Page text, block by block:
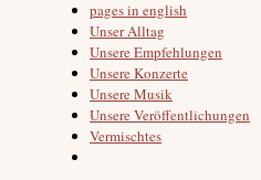
pages in english
Unser Alltag
Unsere Empfehlungen
Unsere Konzerte
Unsere Musik
Unsere Veröffentlichungen
Vermischtes